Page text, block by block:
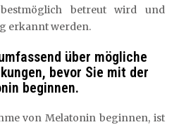
betreut wird und
erkannt werden.
über mögliche
bevor Sie mit der
beginnen.
von Melatonin beginnen, ist